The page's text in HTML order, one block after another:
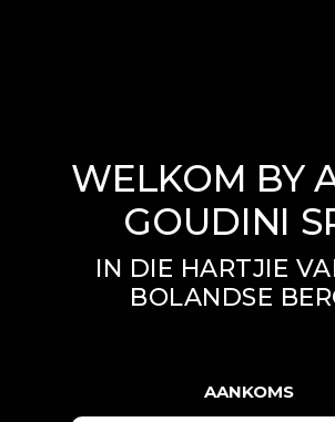
WELKOM BY
GOUDINI
IN DIE HARTJIE
BOLANDSE
AANKOMS